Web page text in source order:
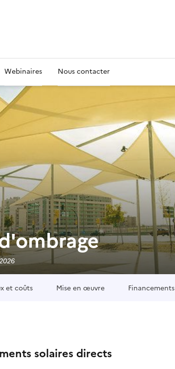
Webinaires Nous contacter
et coûts Mise en œuvre Financements
solaires directs